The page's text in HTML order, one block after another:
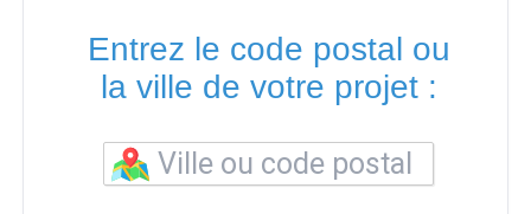
Entrez le code postal ou
la ville de votre projet :